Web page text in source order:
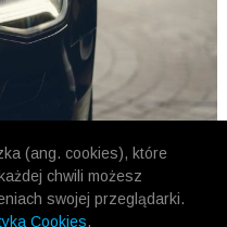
(ang. cookies), które
chwili możesz
swojej przeglądarki.
Cookies.